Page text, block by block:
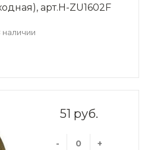
арт.H-ZU1602F
наличии
51 руб.
- +